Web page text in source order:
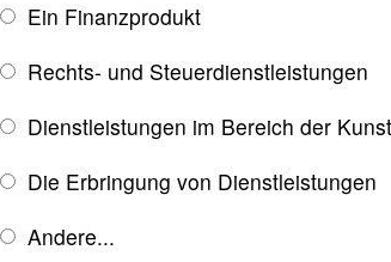
Ein Finanzprodukt
Rechts- und Steuerdienstleistungen
Dienstleistungen im Bereich der Kunst
Die Erbringung von Dienstleistungen
Andere...